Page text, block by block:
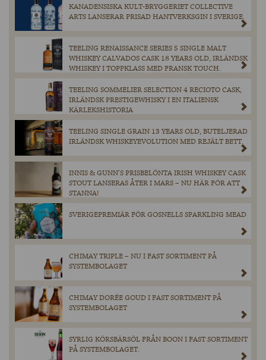
KANADENSISKA KULT-BRYGGERIET COLLECTIVE
ARTS LANSERAR PRISAD HANTVERKSGIN I SVERIGE.
TEELING RENAISSANCE SERIES 5 SINGLE MALT
WHISKEY CALVADOS CASK 18 YEARS OLD, IRLÄNDSK
WHISKEY I TOPPKLASS MED FRANSK TOUCH.
TEELING SOMMELIER SELECTION 4 RECIOTO CASK,
IRLÄNDSK PRESTIGEWHISKY I EN ITALIENSK
KÄRLEKSHISTORIA
TEELING SINGLE GRAIN 13 YEARS OLD, BUTELJERAD
IRLÄNDSK WHISKEYEVOLUTION MED REJÄLT BETT.
INNIS & GUNN’S PRISBELÖNTA IRISH WHISKEY CASK
STOUT LANSERAS ÅTER I MARS – NU HÄR FÖR ATT
STANNA!
SVERIGEPREMIÄR FÖR GOSNELLS SPARKLING MEAD
CHIMAY TRIPLE – NU I FAST SORTIMENT PÅ
SYSTEMBOLAGET
CHIMAY DORÉE GOUD I FAST SORTIMENT PÅ
SYSTEMBOLAGET
SYRLIG KÖRSBÄRSÖL FRÅN BOON I FAST SORTIMENT
PÅ SYSTEMBOLAGET.